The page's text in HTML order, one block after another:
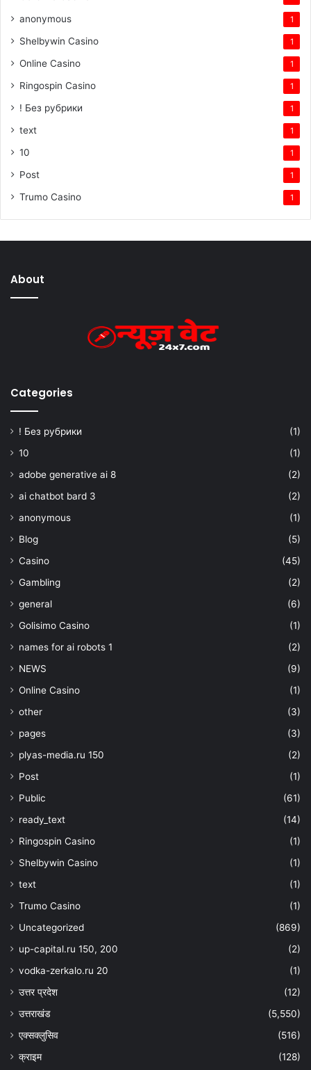
anonymous 1
Shelbywin Casino 1
Online Casino 1
Ringospin Casino 1
! Без рубрики 1
text 1
10 1
Post 1
Trumo Casino 1
About
Categories
! Без рубрики
(1)
10
(1)
adobe generative ai 8
(2)
ai chatbot bard 3
(2)
anonymous
(1)
Blog
(5)
Casino
(45)
Gambling
(2)
general
(6)
Golisimo Casino
(1)
names for ai robots 1
(2)
NEWS
(9)
Online Casino
(1)
other
(3)
pages
(3)
plyas-media.ru 150
(2)
Post
(1)
Public
(61)
ready_text
(14)
Ringospin Casino
(1)
Shelbywin Casino
(1)
text
(1)
Trumo Casino
(1)
Uncategorized
(869)
up-capital.ru 150, 200
(2)
vodka-zerkalo.ru 20
(1)
उत्तर प्रदेश
(12)
उत्तराखंड
(5,550)
एक्सक्लुसिव
(516)
क्राइम
(128)